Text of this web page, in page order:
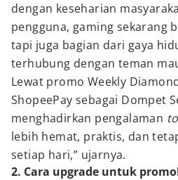
dengan keseharian
pengguna, gaming sekarang
tapi juga bagian dari gaya
terhubung dengan teman
Lewat promo Weekly
ShopeePay sebagai Dompet
menghadirkan pengalaman
lebih hemat, praktis, dan
setiap hari,” ujarnya.
2. Cara upgrade untuk